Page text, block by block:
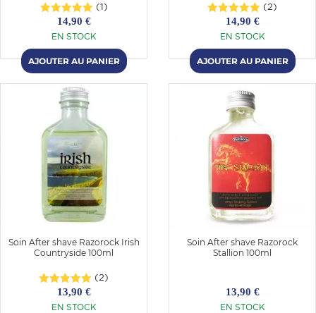
(1)
14,90 €
EN STOCK
(2)
14,90 €
EN STOCK
Soin After shave Razorock Irish
Countryside 100ml
(2)
13,90 €
EN STOCK
Soin After shave Razorock
Stallion 100ml
13,90 €
EN STOCK